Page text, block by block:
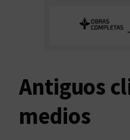
Antiguos
medios